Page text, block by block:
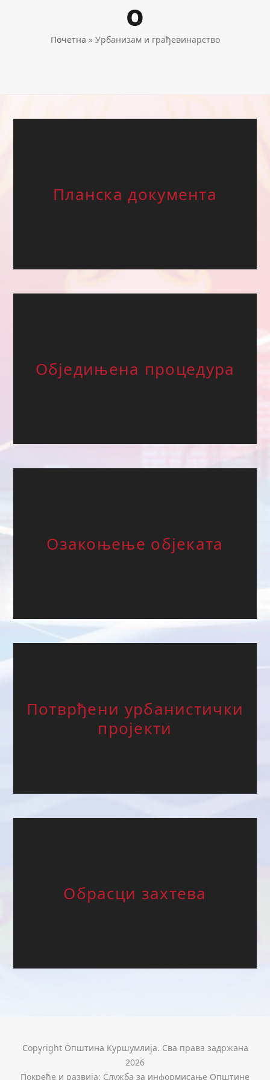
о
Почетна » Урбанизам и грађевинарство
Планска документа
Обједињена процедура
Озакоњење објеката
Потврђени урбанистички
пројекти
Обрасци захтева
Copyright Општина Куршумлија. Сва права задржана
2026
Покреће и развија: Служба за информисање Општине